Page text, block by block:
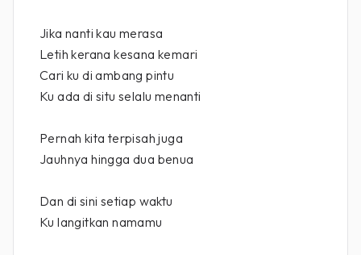
Jika nanti kau merasa
Letih kerana kesana kemari
Cari ku di ambang pintu
Ku ada di situ selalu menanti
Pernah kita terpisah juga
Jauhnya hingga dua benua
Dan di sini setiap waktu
Ku langitkan namamu